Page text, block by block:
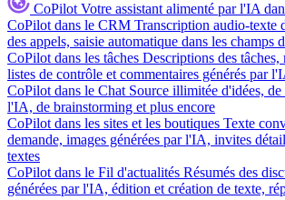
CoPilot Votre assistant alimenté par l'IA
CoPilot dans le CRM Transcription audio-texte
des appels, saisie automatique dans les champs
CoPilot dans les tâches Descriptions des tâches,
listes de contrôle et commentaires générés par
CoPilot dans le Chat Source illimitée d'idées, de
l'IA, de brainstorming et plus encore
CoPilot dans les sites et les boutiques Texte
demande, images générées par l'IA, invites
textes
CoPilot dans le Fil d'actualités Résumés des
générées par l'IA, édition et création de texte,